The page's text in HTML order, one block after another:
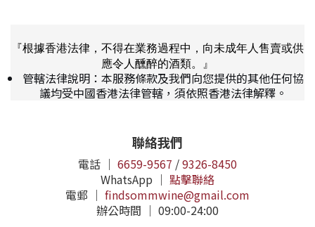
『根據香港法律，不得在業務過程中，向未成年人售賣或供
應令人醺醉的酒類。』
管轄法律說明：本服務條款及我們向您提供的其他任何協
議均受中國香港法律管轄，須依照香港法律解釋。
聯絡我們
電話 ｜ 6659-9567 /9326-8450
WhatsApp ｜ 點擊聯絡
電郵 ｜ findsommwine@gmail.com
辦公時間 ｜ 09:00-24:00